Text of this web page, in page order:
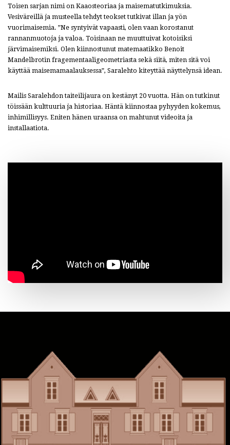
Toisen sarjan nimi on Kaaosteoriaa ja maisematutkimuksia.
Vesiväreillä ja musteella tehdyt teokset tutkivat illan ja yön
vuorimaisemia. ”Ne syntyivät vapaasti, olen vaan korostanut
rannanmuotoja ja valoa. Toisinaan ne muuttuivat kotoisiksi
järvimaisemiksi. Olen kiinnostunut matemaatikko Benoit
Mandelbrotin fragementaaligeometriasta sekä siitä, miten sitä voi
käyttää maisemamaalauksessa”, Saralehto kiteyttää näyttelynsä idean.
Mailis Saralehdon taiteilijaura on kestänyt 20 vuotta. Hän on tutkinut
töissään kulttuuria ja historiaa. Häntä kiinnostaa pyhyyden kokemus,
inhimillisyys. Eniten hänen uraansa on mahtunut videoita ja
installaatiota.